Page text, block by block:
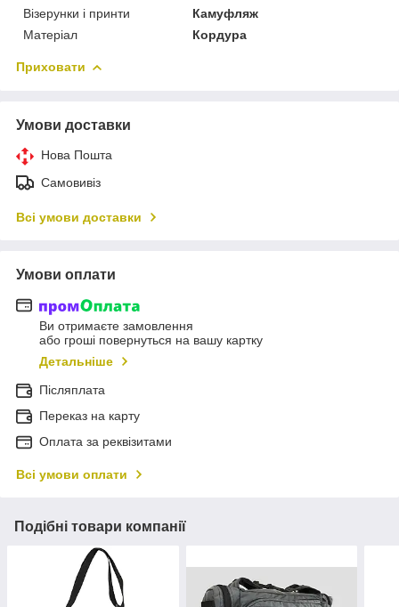
Візерунки і принти
Камуфляж
Матеріал
Кордура
Приховати
Умови доставки
Нова Пошта
Самовивіз
Всі умови доставки
Умови оплати
Ви отримаєте замовлення
або гроші повернуться на вашу картку
Детальніше
Післяплата
Переказ на карту
Оплата за реквізитами
Всі умови оплати
Подібні товари компанії